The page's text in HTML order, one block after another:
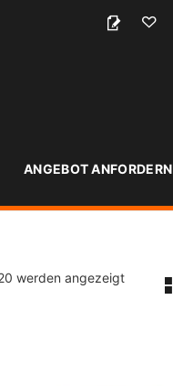
ANGEBOT ANFORDERN
werden angezeigt